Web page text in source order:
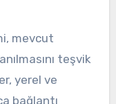
mevcut
teşvik
yerel ve
bağlantı